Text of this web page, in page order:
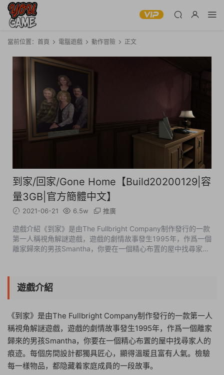
當前位置： 首頁 電腦遊戲 動作冒險 正文
到家/回家/Gone Home【Build20200129|容
量3GB|官方簡體中文】
2021-06-21 6.5w 推廣
遊戲介紹《到家》是由The Fullbright Company制作發行的一款
第一人稱視角解謎遊戲，遊戲的劇情故事發生1995年，作爲一個
離家歸來的男孩Smantha，你要在一個精心布置的屋中找尋家人
遊戲介紹
《到家》是由The Fullbright Company制作發行的一款第一人
稱視角解謎遊戲，遊戲的劇情故事發生1995年，作爲一個離家
歸來的男孩Smantha，你要在一個精心布置的屋中找尋家人的
痕迹。每個房間設計都獨具匠心，顯得溫暖且富有人氣。檢驗
每一樣物品，都隐藏着家庭成員的一段故事。